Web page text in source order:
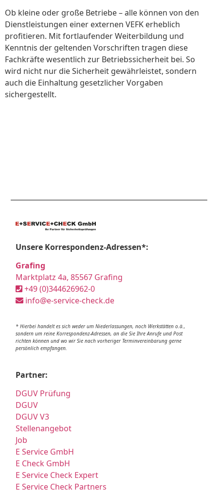
Ob kleine oder große Betriebe – alle können von den
Dienstleistungen einer externen VEFK erheblich
profitieren. Mit fortlaufender Weiterbildung und
Kenntnis der geltenden Vorschriften tragen diese
Fachkräfte wesentlich zur Betriebssicherheit bei. So
wird nicht nur die Sicherheit gewährleistet, sondern
auch die Einhaltung gesetzlicher Vorgaben
sichergestellt.
Unsere Korrespondenz-Adressen*:
Grafing
Marktplatz 4a, 85567 Grafing
+49 (0)344626962-0
info@e-service-check.de
* Hierbei handelt es sich weder um Niederlassungen, noch Werkstätten o.ä.,
sondern um reine Korrespondenz-Adressen, an die Sie Ihre Anrufe und Post
richten können und wo wir Sie nach vorheriger Terminvereinbarung gerne
persönlich empfangen.
Partner:
DGUV Prüfung
DGUV
DGUV V3
Stellenangebot
Job
E Service GmbH
E Check GmbH
E Service Check Expert
E Service Check Partners